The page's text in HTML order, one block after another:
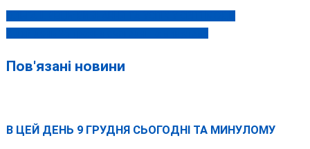
Навігація
Пов'язані новини
В ЦЕЙ ДЕНЬ 9 ГРУДНЯ СЬОГОДНІ ТА МИНУЛОМУ